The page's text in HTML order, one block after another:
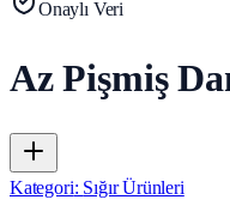
Onaylı Veri
Az Pişmiş
Kategori: Sığır Ürünleri